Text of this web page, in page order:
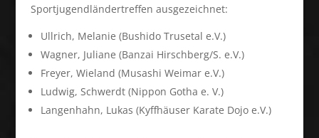
Sportjugendländertreffen ausgezeichnet:
Ullrich, Melanie (Bushido Trusetal e.V.)
Wagner, Juliane (Banzai Hirschberg/S. e.V.)
Freyer, Wieland (Musashi Weimar e.V.)
Ludwig, Schwerdt (Nippon Gotha e. V.)
Langenhahn, Lukas (Kyffhäuser Karate Dojo e.V.)